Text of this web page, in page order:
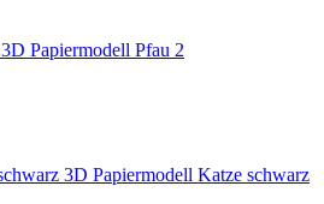
3D Papiermodell Pfau 2
3D Papiermodell Katze schwarz